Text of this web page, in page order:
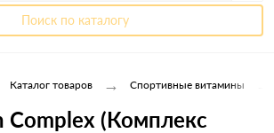
Поиск по каталогу
Каталог товаров → Спортивные витамины
Complex (Комплекс